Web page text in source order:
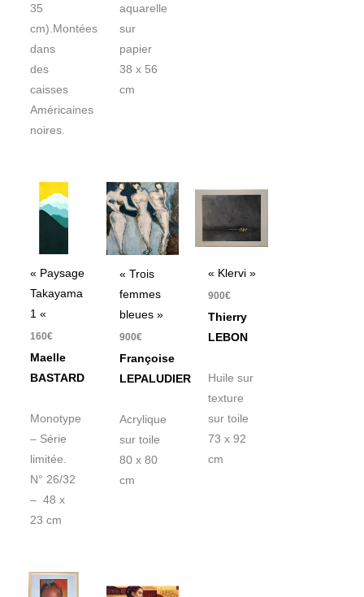
35
cm).Montées
dans
des
caisses
Américaines
noires.
aquarelle
sur
papier
38 x 56
cm
« Paysage
Takayama
1 «
160€
Maelle
BASTARD
Monotype
– Série
limitée.
N° 26/32
– 48 x
23 cm
« Trois
femmes
bleues »
900€
Françoise
LEPALUDIER
Acrylique
sur toile
80 x 80
cm
« Klervi »
900€
Thierry
LEBON
Huile sur
texture
sur toile
73 x 92
cm